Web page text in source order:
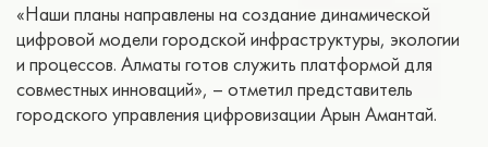
«Наши планы направлены на создание динамической
цифровой модели городской инфраструктуры, экологии
и процессов. Алматы готов служить платформой для
совместных инноваций», – отметил представитель
городского управления цифровизации Арын Амантай.